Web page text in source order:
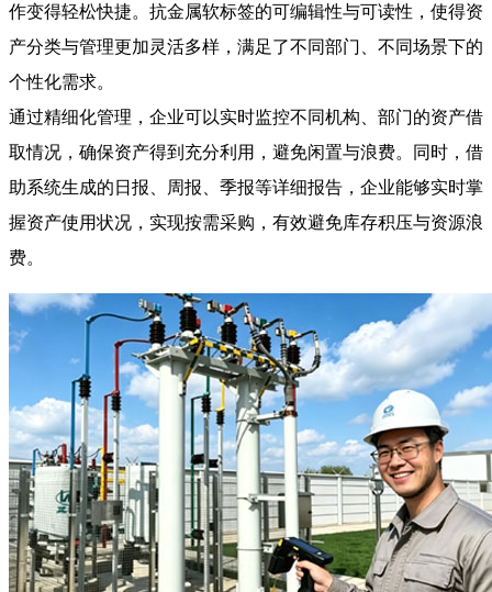
作变得轻松快捷。抗金属软标签的可编辑性与可读性，使得资
产分类与管理更加灵活多样，满足了不同部门、不同场景下的
个性化需求。
通过精细化管理，企业可以实时监控不同机构、部门的资产借
取情况，确保资产得到充分利用，避免闲置与浪费。同时，借
助系统生成的日报、周报、季报等详细报告，企业能够实时掌
握资产使用状况，实现按需采购，有效避免库存积压与资源浪
费。